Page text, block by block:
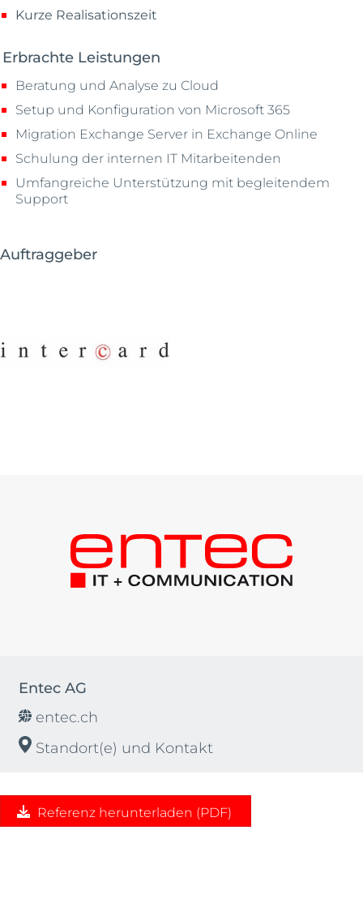
Kurze Realisationszeit
Erbrachte Leistungen
Beratung und Analyse zu Cloud
Setup und Konfiguration von Microsoft 365
Migration Exchange Server in Exchange Online
Schulung der internen IT Mitarbeitenden
Umfangreiche Unterstützung mit begleitendem
Support
Auftraggeber
Entec AG
entec.ch
Standort(e) und Kontakt
Referenz herunterladen (PDF)